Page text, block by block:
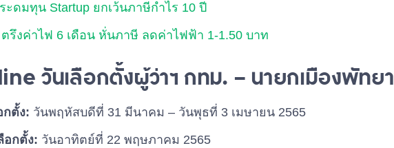
ะดมทุน Startup ยกเว้นภาษีกำไร 10 ปี
รึงค่าไฟ 6 เดือน หั่นภาษี ลดค่าไฟฟ้า 1-1.50 บาท
วันเลือกตั้งผู้ว่าฯ กทม. – นายกเมืองพัทยา
กตั้ง: วันพฤหัสบดีที่ 31 มีนาคม – วันพุธที่ 3 เมษายน 2565
อกตั้ง: วันอาทิตย์ที่ 22 พฤษภาคม 2565